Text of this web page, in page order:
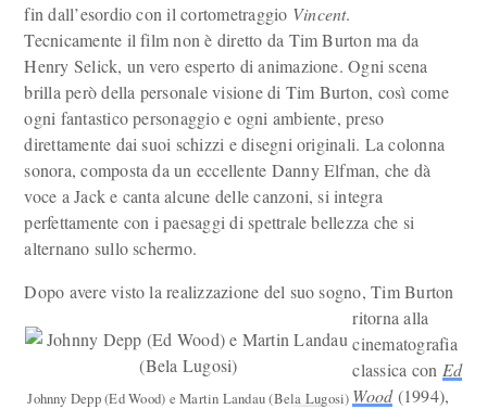
fin dall’esordio con il cortometraggio Vincent.
Tecnicamente il film non è diretto da Tim Burton ma da
Henry Selick, un vero esperto di animazione. Ogni scena
brilla però della personale visione di Tim Burton, così come
ogni fantastico personaggio e ogni ambiente, preso
direttamente dai suoi schizzi e disegni originali. La colonna
sonora, composta da un eccellente Danny Elfman, che dà
voce a Jack e canta alcune delle canzoni, si integra
perfettamente con i paesaggi di spettrale bellezza che si
alternano sullo schermo.
Dopo avere visto la realizzazione del suo sogno, Tim Burton
Johnny Depp (Ed Wood) e Martin Landau (Bela Lugosi)
ritorna alla
cinematografia
classica con Ed
Wood(1994),